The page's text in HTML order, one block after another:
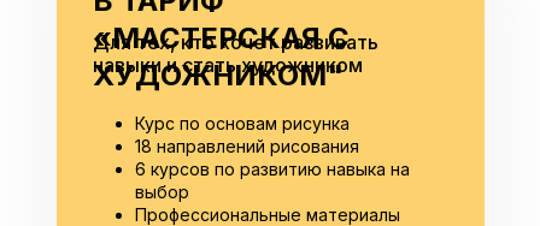
«МАСТЕРСКАЯ С
ХУДОЖНИКОМ"
Курс по основам рисунка
18 направлений рисования
6 курсов по развитию навыка на
выбор
Профессиональные материалы
Для тех, кто хочет развивать
навыки и стать художником